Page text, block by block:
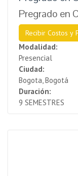
Pregrado en
Recibir Costos y
Modalidad:
Presencial
Ciudad:
Bogota, Bogotá
Duración:
9 SEMESTRES